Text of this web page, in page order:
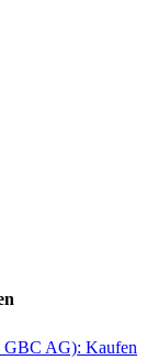
AG): Kaufen